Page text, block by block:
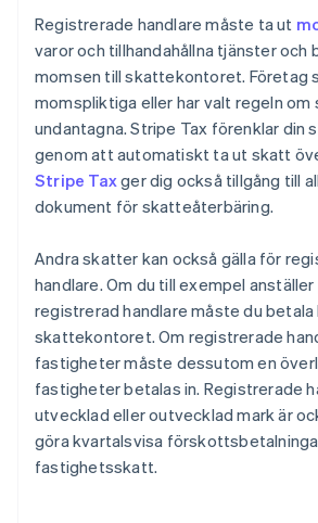
Registrerade handlare måste ta ut
varor och tillhandahållna tjänster och
momsen till skattekontoret. Företag
momspliktiga eller har valt regeln
undantagna. Stripe Tax förenklar din
genom att automatiskt ta ut skatt
Stripe Taxger dig också tillgång till
dokument för skatteåterbäring.
Andra skatter kan också gälla för
handlare. Om du till exempel
registrerad handlare måste du
skattekontoret. Om registrerade
fastigheter måste dessutom en
fastigheter betalas in. Registrerade
utvecklad eller outvecklad mark är
göra kvartalsvisa
fastighetsskatt.